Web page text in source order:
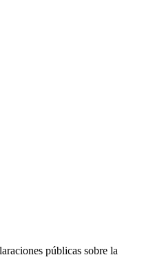
públicas sobre la